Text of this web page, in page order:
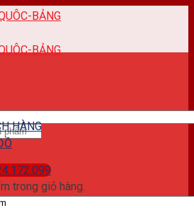
HÀNG
trong giỏ hàng.